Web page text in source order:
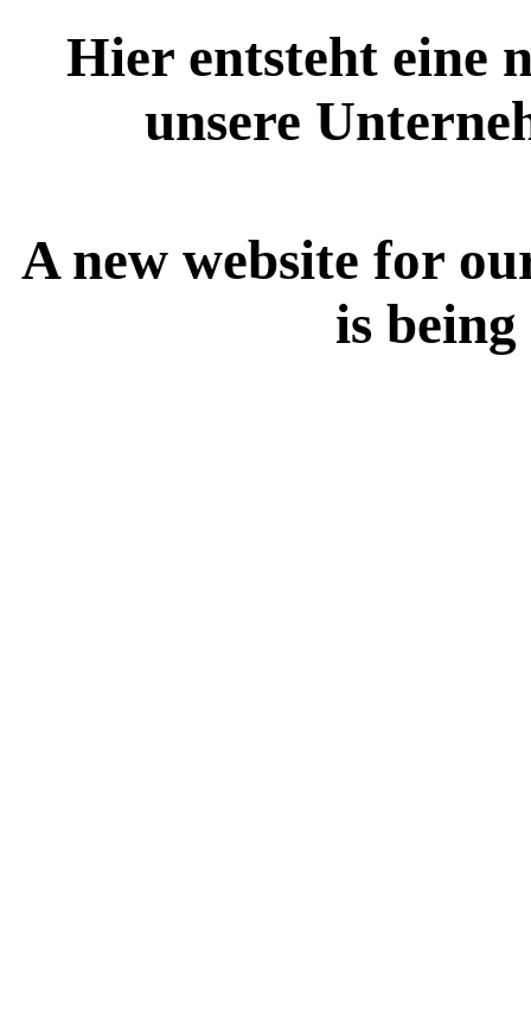
Hier entsteht eine
unsere
A new website for
is